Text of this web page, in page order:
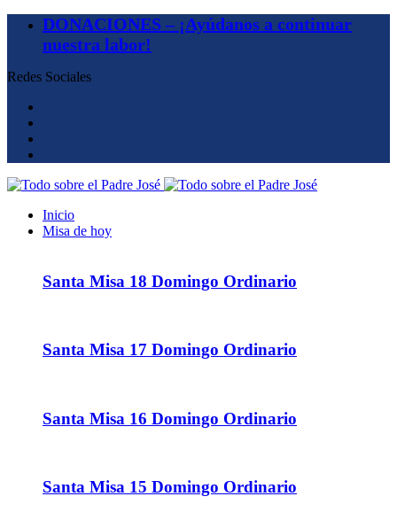
DONACIONES – ¡Ayúdanos a continuar
nuestra labor!
Redes Sociales
Inicio
Misa de hoy
Santa Misa 18 Domingo Ordinario
Santa Misa 17 Domingo Ordinario
Santa Misa 16 Domingo Ordinario
Santa Misa 15 Domingo Ordinario